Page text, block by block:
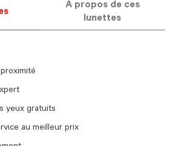
À propos de ces
lunettes
yeux gratuits
au meilleur prix